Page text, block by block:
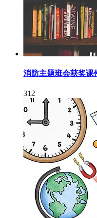
消防主题班会获奖课
312